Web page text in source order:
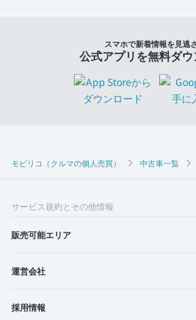
モビリコ（クルマの個人売買） 中古車一覧
スマホで新着情報を見逃
公式アプリを無料ダ
サービス規約とその他情報
販売可能エリア
運営会社
採用情報